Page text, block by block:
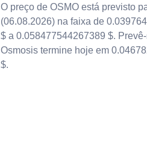
O preço de OSMO está previsto
(06.08.2026) na faixa de
$ a 0.058477544267389 $.
Osmosis termine hoje em
$.